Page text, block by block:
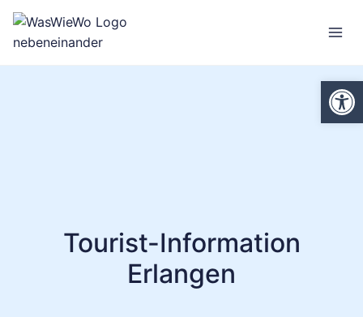
Zum
Inhalt
springen
Tourist-Information
Erlangen